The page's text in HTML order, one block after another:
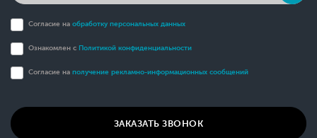
Согласие на обработку персональных данных
Ознакомлен с Политикой конфиденциальности
Согласие на получение рекламно-информационных сообщений
ЗАКАЗАТЬ ЗВОНОК